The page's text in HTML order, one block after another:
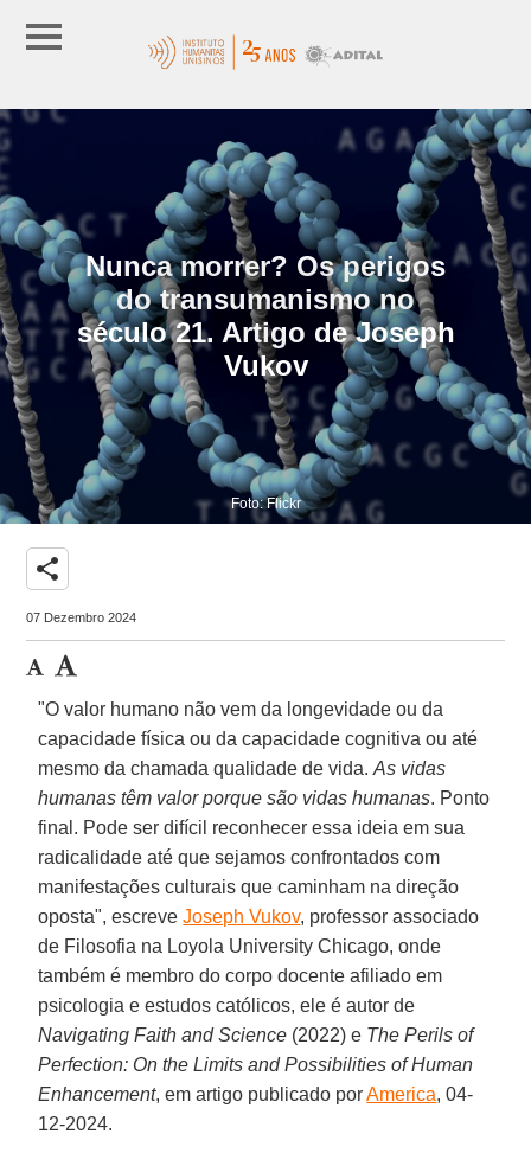
Nunca morrer? Os perigos
do transumanismo no
século 21. Artigo de Joseph
Vukov
Foto: Flickr
share
07 Dezembro 2024
"O valor humano não vem da longevidade ou da
capacidade física ou da capacidade cognitiva ou até
mesmo da chamada qualidade de vida.As vidas
humanas têm valor porque são vidas humanas. Ponto
final. Pode ser difícil reconhecer essa ideia em sua
radicalidade até que sejamos confrontados com
manifestações culturais que caminham na direção
oposta", escreveJoseph Vukov, professor associado
de Filosofia na Loyola University Chicago, onde
também é membro do corpo docente afiliado em
psicologia e estudos católicos, ele é autor de
Navigating Faith and Science (2022) e The Perils of
Perfection: On the Limits and Possibilities of Human
Enhancement, em artigo publicado porAmerica, 04-
12-2024.